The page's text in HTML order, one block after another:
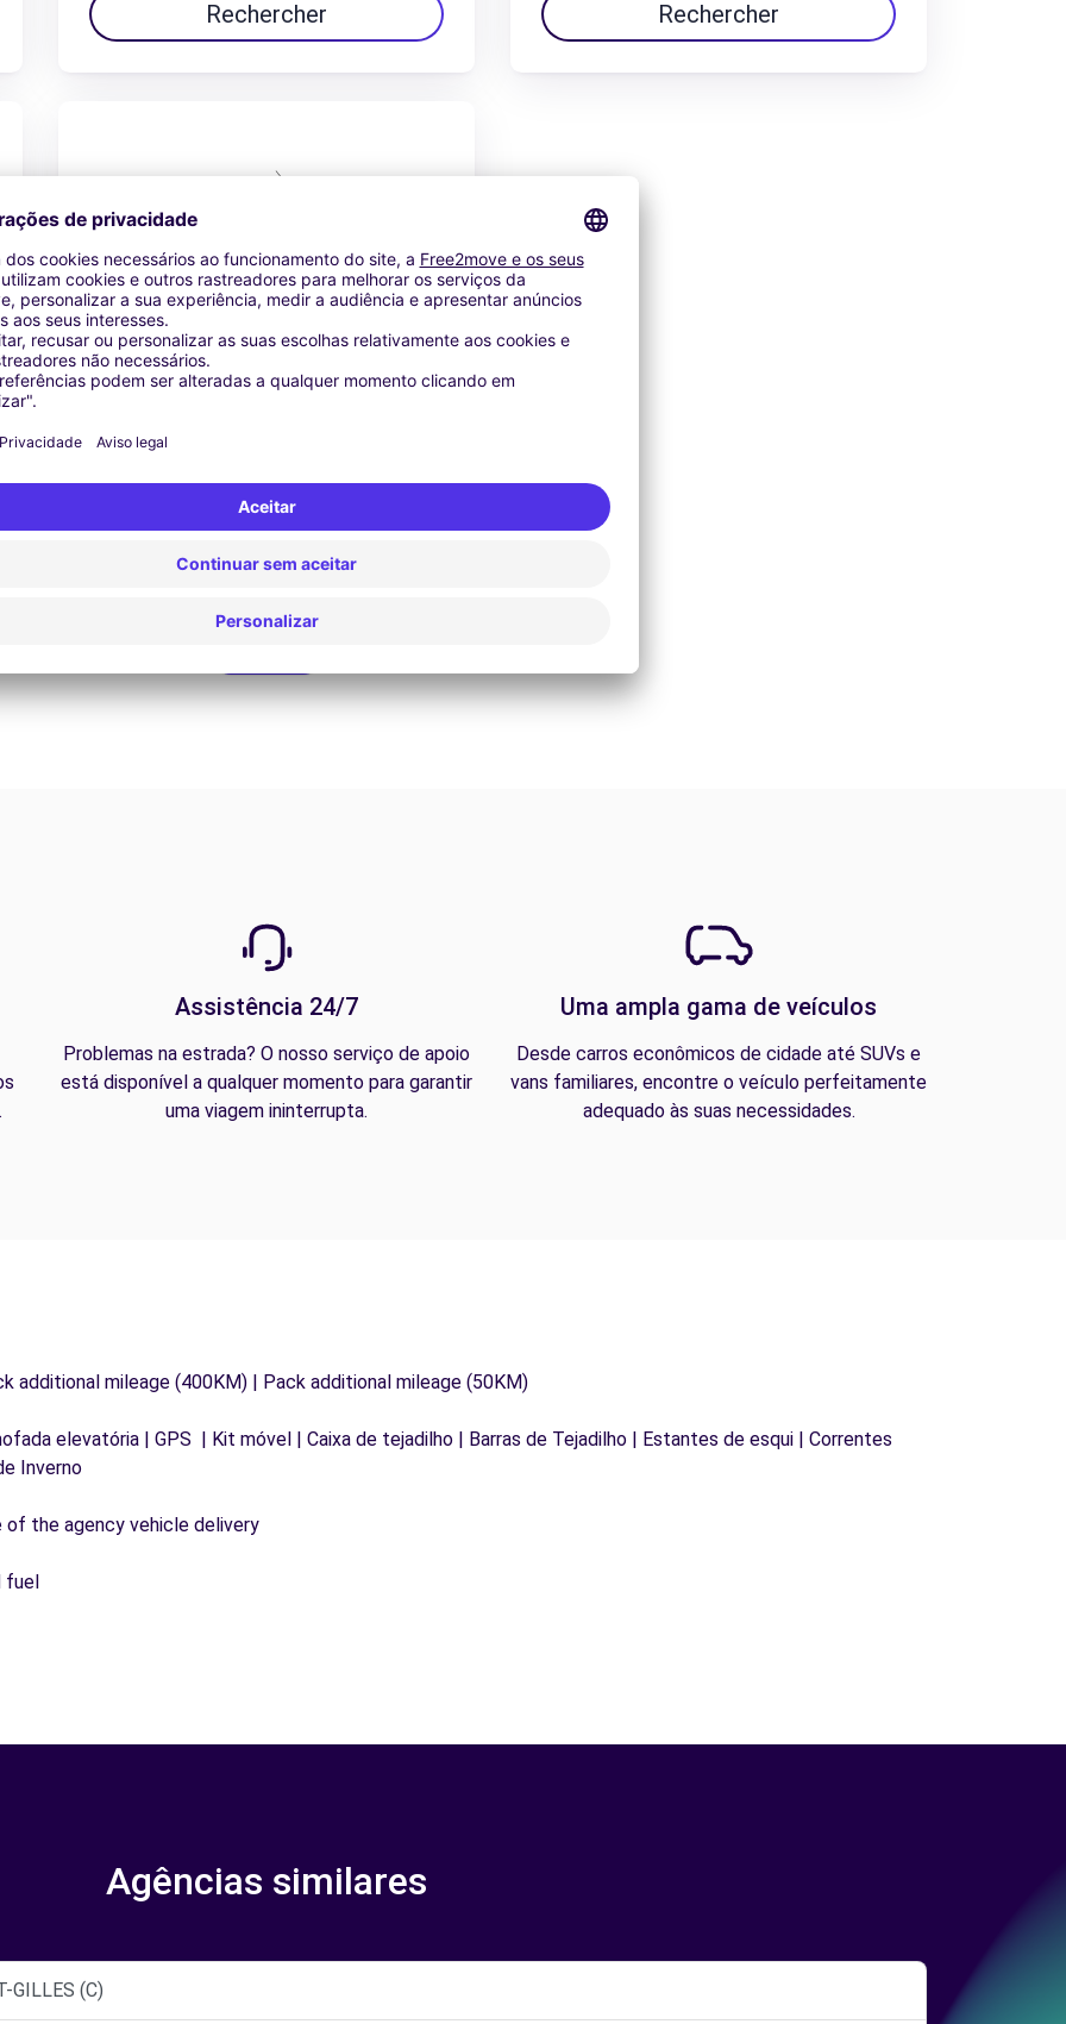
Rechercher Rechercher
Peugeot Traveller
Rechercher
Assistência 24/7
Problemas na estrada? O nosso serviço de apoio
está disponível a qualquer momento para garantir
uma viagem ininterrupta.
Uma ampla gama de veículos
Desde carros econômicos de cidade até SUVs e
vans familiares, encontre o veículo perfeitamente
adequado às suas necessidades.
additional mileage (400KM) | Pack additional mileage (50KM)
elevatória | GPS | Kit móvel | Caixa de tejadilho | Barras de Tejadilho | Estantes de esqui | Correntes
Inverno
the agency vehicle delivery
fuel
Agências similares
GILLES (C)